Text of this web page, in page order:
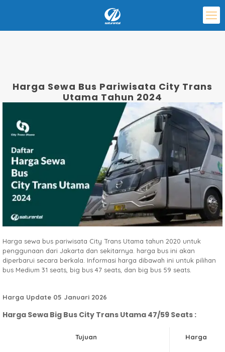
Harga Sewa Bus Pariwisata City Trans
Utama Tahun 2024
Harga sewa bus pariwisata City Trans Utama tahun 2020 untuk
penggunaan dari Jakarta dan sekitarnya. harga bus ini akan
diperbarui secara berkala. Informasi harga dibawah ini untuk pilihan
bus Medium 31 seats, big bus 47 seats, dan big bus 59 seats.
Harga Update 05 Januari 2026
Harga Sewa Big Bus City Trans Utama 47/59 Seats :
Tujuan Harga